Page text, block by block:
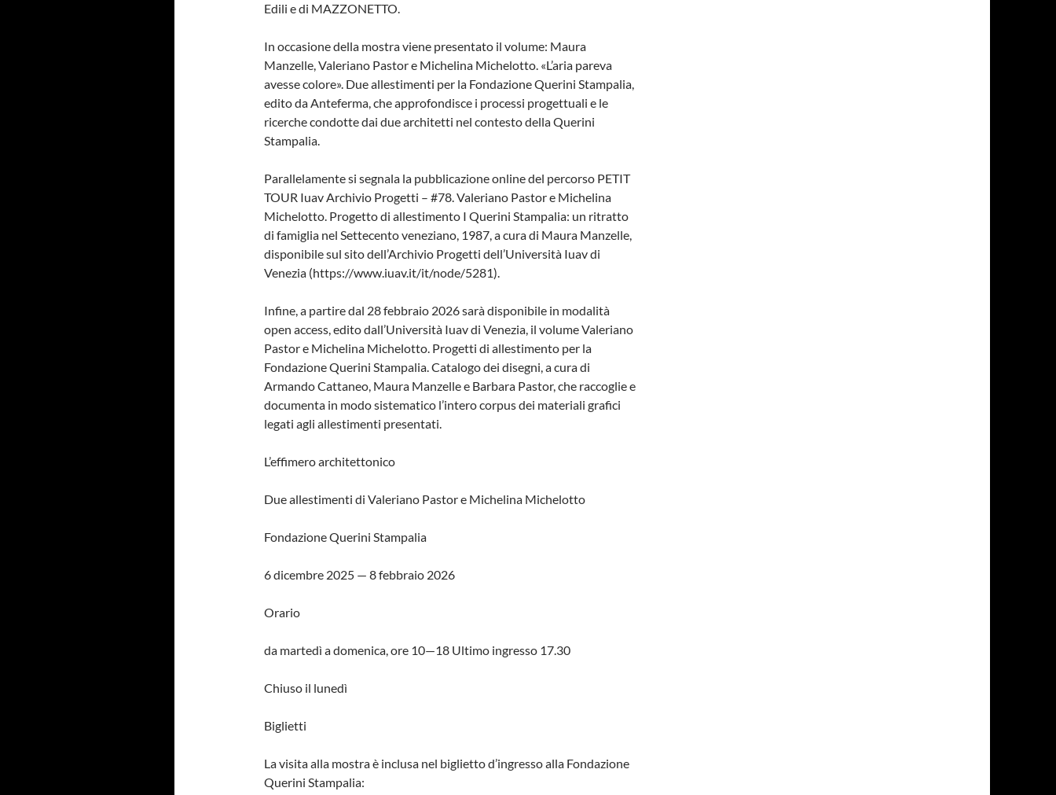
Edili e di MAZZONETTO.
In occasione della mostra viene presentato il volume: Maura
Manzelle, Valeriano Pastor e Michelina Michelotto. «L’aria pareva
avesse colore». Due allestimenti per la Fondazione Querini Stampalia,
edito da Anteferma, che approfondisce i processi progettuali e le
ricerche condotte dai due architetti nel contesto della Querini
Stampalia.
Parallelamente si segnala la pubblicazione online del percorso PETIT
TOUR Iuav Archivio Progetti – #78. Valeriano Pastor e Michelina
Michelotto. Progetto di allestimento I Querini Stampalia: un ritratto
di famiglia nel Settecento veneziano, 1987, a cura di Maura Manzelle,
disponibile sul sito dell’Archivio Progetti dell’Università Iuav di
Venezia (https://www.iuav.it/it/node/5281).
Infine, a partire dal 28 febbraio 2026 sarà disponibile in modalità
open access, edito dall’Università Iuav di Venezia, il volume Valeriano
Pastor e Michelina Michelotto. Progetti di allestimento per la
Fondazione Querini Stampalia. Catalogo dei disegni, a cura di
Armando Cattaneo, Maura Manzelle e Barbara Pastor, che raccoglie e
documenta in modo sistematico l’intero corpus dei materiali grafici
legati agli allestimenti presentati.
L’effimero architettonico
Due allestimenti di Valeriano Pastor e Michelina Michelotto
Fondazione Querini Stampalia
6 dicembre 2025 — 8 febbraio 2026
Orario
da martedì a domenica, ore 10—18 Ultimo ingresso 17.30
Chiuso il lunedì
Biglietti
La visita alla mostra è inclusa nel biglietto d’ingresso alla Fondazione
Querini Stampalia: